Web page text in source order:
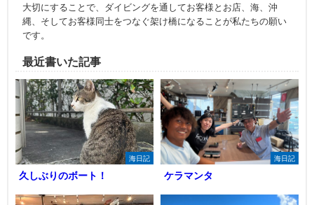
大切にすることで、ダイビングを通してお客様とお店、海、沖
縄、そしてお客様同士をつなぐ架け橋になることが私たちの願い
です。
最近書いた記事
海日記
久しぶりのボート！
海日記
ケラマンタ